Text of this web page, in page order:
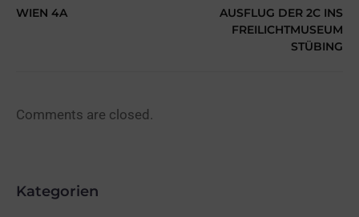
WIEN 4A
AUSFLUG DER 2C INS
FREILICHTMUSEUM
STÜBING
Comments are closed.
Kategorien